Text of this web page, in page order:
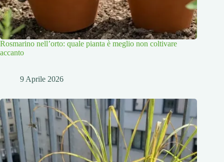
Rosmarino nell’orto: quale pianta è meglio non coltivare
accanto
9 Aprile 2026